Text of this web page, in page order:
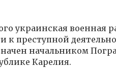
украинская военная
к преступной
начальником
Карелия.